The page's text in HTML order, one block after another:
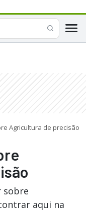
Agricultura de precisão
sobre
aqui na